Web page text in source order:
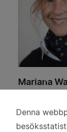
Mariana
Ledamot
Denna